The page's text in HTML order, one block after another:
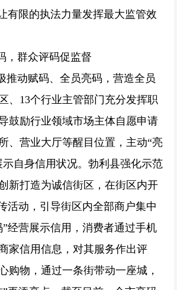
有限的执法力量发挥最大监管效
，群众评码促监督
推动赋码、全员亮码，营造全员
、13个行业主管部门充分发挥职
鼓励行业领域市场主体自愿申请
、营业大厅等醒目位置，主动“亮
自身信用状况。勃利县强化示范
新打造为诚信街区，在街区内开
活动，引导街区内全部商户集中
经营展示信用，消费者通过手机
家信用信息，对其服务作出评
购物，通过一条街带动一座城，